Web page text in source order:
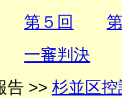
第５回
一審判決
告 >> 杉並区控